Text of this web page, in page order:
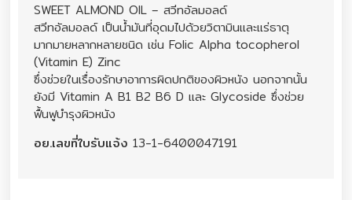
SWEET ALMOND OIL – สวีทอัลมอลด์
สวีทอัลมอลด์ เป็นน้ำมันที่อุดมไปด้วยวิตามินและแร่ธาตุ
มากมายหลากหลายชนิด เช่น Folic Alpha tocopherol
(Vitamin E) Zinc
ซึ่งช่วยในเรื่องรักษาอาการผิดปกติของผิวหนัง นอกจากนั้น
ยังมี Vitamin A B1 B2 B6 D และ Glycoside ซึ่งช่วย
ฟื้นฟูบำรุงผิวหนัง
อย.เลขที่ใบรับแจ้ง 13-1-6400047191